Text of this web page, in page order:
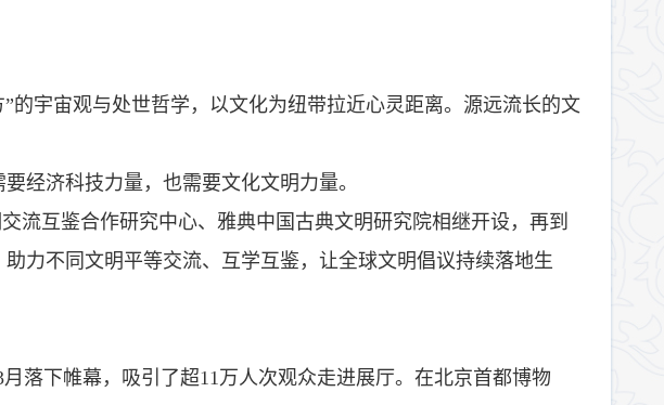
宇宙观与处世哲学，以文化为纽带拉近心灵距离。源远流长的文
经济科技力量，也需要文化文明力量。
流互鉴合作研究中心、雅典中国古典文明研究院相继开设，再到
力不同文明平等交流、互学互鉴，让全球文明倡议持续落地生
落下帷幕，吸引了超11万人次观众走进展厅。在北京首都博物